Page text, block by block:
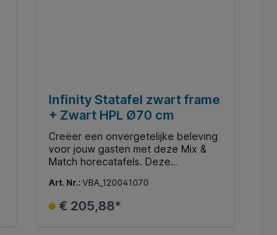
Infinity Statafel zwart frame
+ Zwart HPL Ø70 cm
Creëer een onvergetelijke beleving
voor jouw gasten met deze Mix &
Match horecatafels. Deze
restaurants, gezellige terrassen en
andere horecagelegenheden de
mogelijkheid om middels diverse
Art. Nr.: VBA_120041070
€ 205,88*